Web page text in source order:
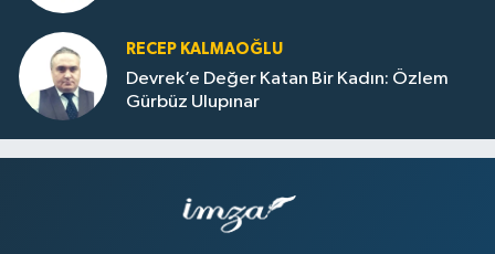
RECEP KALMAOĞLU
Devrek’e Değer Katan Bir Kadın: Özlem
Gürbüz Ulupınar